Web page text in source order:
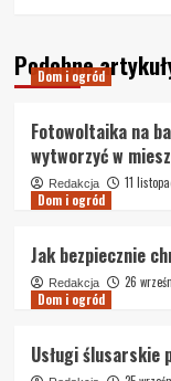
Podobne
Dom i ogród
Fotowoltaika na
wytworzyć w
Redakcja
11
Dom i ogród
Jak bezpiecznie
Redakcja
26
Dom i ogród
Usługi ślusarskie